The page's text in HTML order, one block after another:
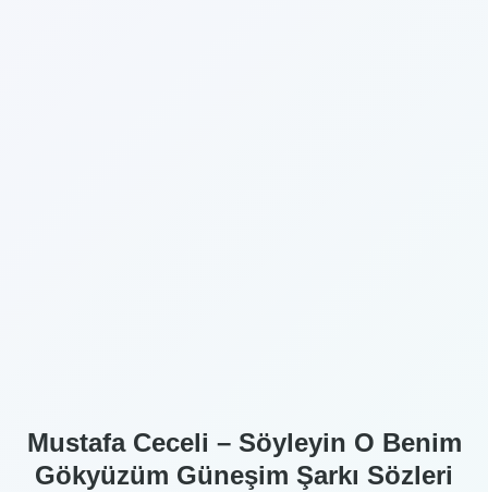
Mustafa Ceceli – Söyleyin O Benim
Gökyüzüm Güneşim Şarkı Sözleri